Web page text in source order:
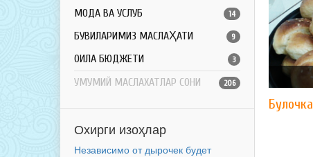
МОДА ВА УСЛУБ 14
БУВИЛАРИМИЗ МАСЛАҲАТИ 9
ОИЛА БЮДЖЕТИ 3
УМУМИЙ МАСЛАХАТЛАР СОНИ 206
Охирги изоҳлар
Независимо от дырочек будет
Булочка